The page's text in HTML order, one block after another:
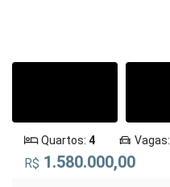
Quartos: 4 Vagas:
R$ 1.580.000,00